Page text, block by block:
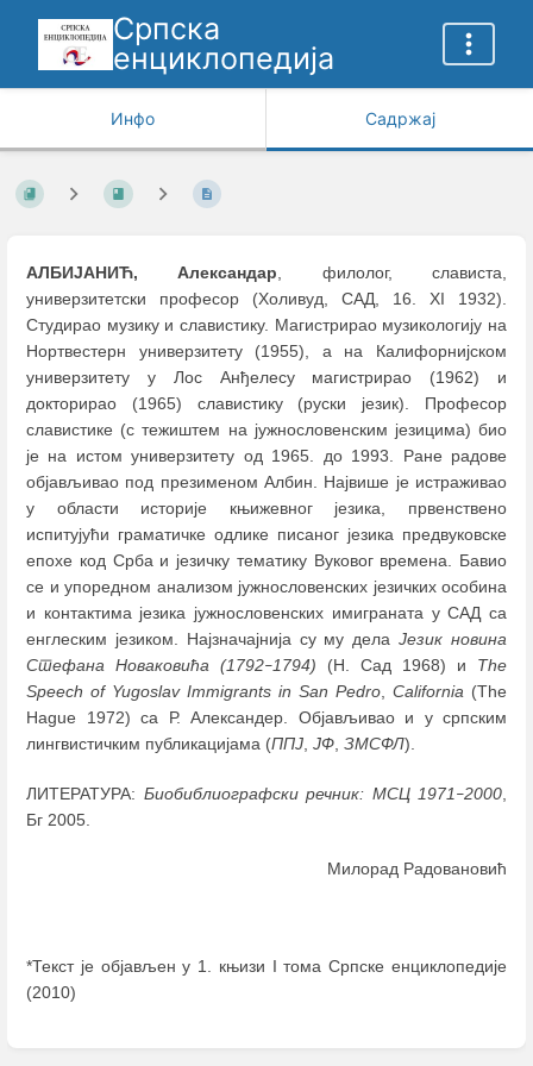
Српска
енциклопедија
Инфо Садржај
АЛБИЈАНИЋ, Александар, филолог, слависта,
универзитетски професор (Холивуд, САД, 16. XI 1932).
Студирао музику и славистику. Магистрирао музикологију на
Нортвестерн универзитету (1955), а на Калифорнијском
универзитету у Лос Анђелесу магистрирао (1962) и
докторирао (1965) славистику (руски језик). Професор
славистике (с тежиштем на јужнословенским језицима) био
је на истом универзитету од 1965. до 1993. Ране радове
објављивао под презименом Албин. Највише је истраживао
у области историје књижевног језика, првенствено
испитујући граматичке одлике писаног језика предвуковске
епохе код Срба и језичку тематику Вуковог времена. Бавио
се и упоредном анализом јужнословенских језичких особина
и контактима језика јужнословенских имиграната у САД са
енглеским језиком. Најзначајнија су му делаЈезик новина
Стефана Новаковића (1792–1794) (Н. Сад 1968) и The
Speech of Yugoslav Immigrants in San Pedro, California (The
Hague 1972) са Р. Александер. Објављивао и у српским
лингвистичким публикацијама (ППЈ, ЈФ, ЗМСФЛ).
ЛИТЕРАТУРА: Биобиблиографски речник: МСЦ 1971 –2000
Бг 2005.
Милорад Радовановић
*Текст је објављен у 1. књизи I тома Српске енциклопедије
(2010)